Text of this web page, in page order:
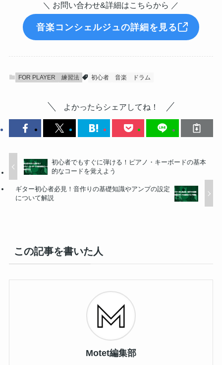
＼ お問い合わせ&詳細はこちらから ／
音楽コンシェルジュの詳細を見る
FOR PLAYER 練習法 初心者 音楽 ドラム
よかったらシェアしてね！
初心者でもすぐに弾ける！ピアノ・キーボードの基本
的なコードを覚えよう
ギター初心者必見！音作りの基礎知識やアンプの設定
について解説
この記事を書いた人
Motet編集部